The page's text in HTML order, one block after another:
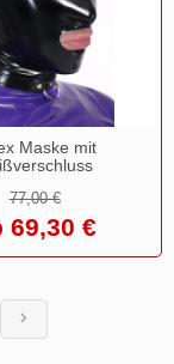
Maske mit
77,00 €
69,30 €